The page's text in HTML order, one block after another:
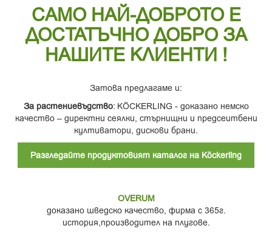
САМО НАЙ-ДОБРОТО Е
ДОСТАТЪЧНО ДОБРО ЗА
НАШИТЕ КЛИЕНТИ !
Затова предлагаме и:
За растениевъдство: KÖCKERLING - доказано немско
качество – директни сеялки, стърнищни и предсеитбени
култиватори, дискови брани.
Разгледайте продуктовият каталог на Köckerling
OVERUM
доказано шведско качество, фирма с 365г.
история,производител на плугове.